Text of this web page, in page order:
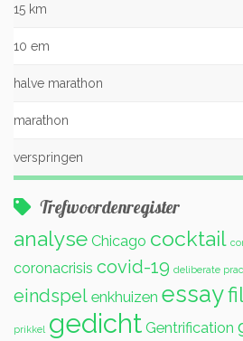
15 km
10 em
halve marathon
marathon
verspringen
Trefwoordenregister
analyse Chicago cocktail
coronacrisis covid-19 deliberate
eindspel enkhuizen essay
prikkel gedicht Gentrification